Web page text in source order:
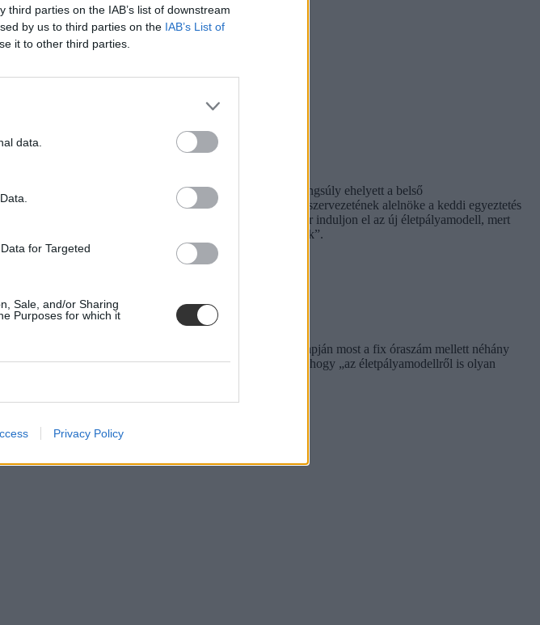
parties on the IAB’s list of downstream
by us to third parties on the IAB’s List of
it to other third parties.
data.
for Targeted
Sale, and/or Sharing
Purposes for which it
Privacy Policy
önértékelés és az egyéni pedagógus tanfelügyelet is. A hangsúly ehelyett a belső
órás kerethez. (Gosztonyi Gábor, a Pedagógusok Szakszervezetének alelnöke a keddi egyeztetés
a kormány partner a terhek csökkentésében, de „először induljon el az új életpályamodell, mert
a munkaerőt, ott semmi akadálya nem lesz a 22 órának”.
óraterhelés is csökkenhet” – fogalmazott. Elmondása alapján most a fix óraszám mellett néhány
Az uniós tárgyalásokon elmozdulást vár és abban is bízik, hogy „az életpályamodellről is olyan